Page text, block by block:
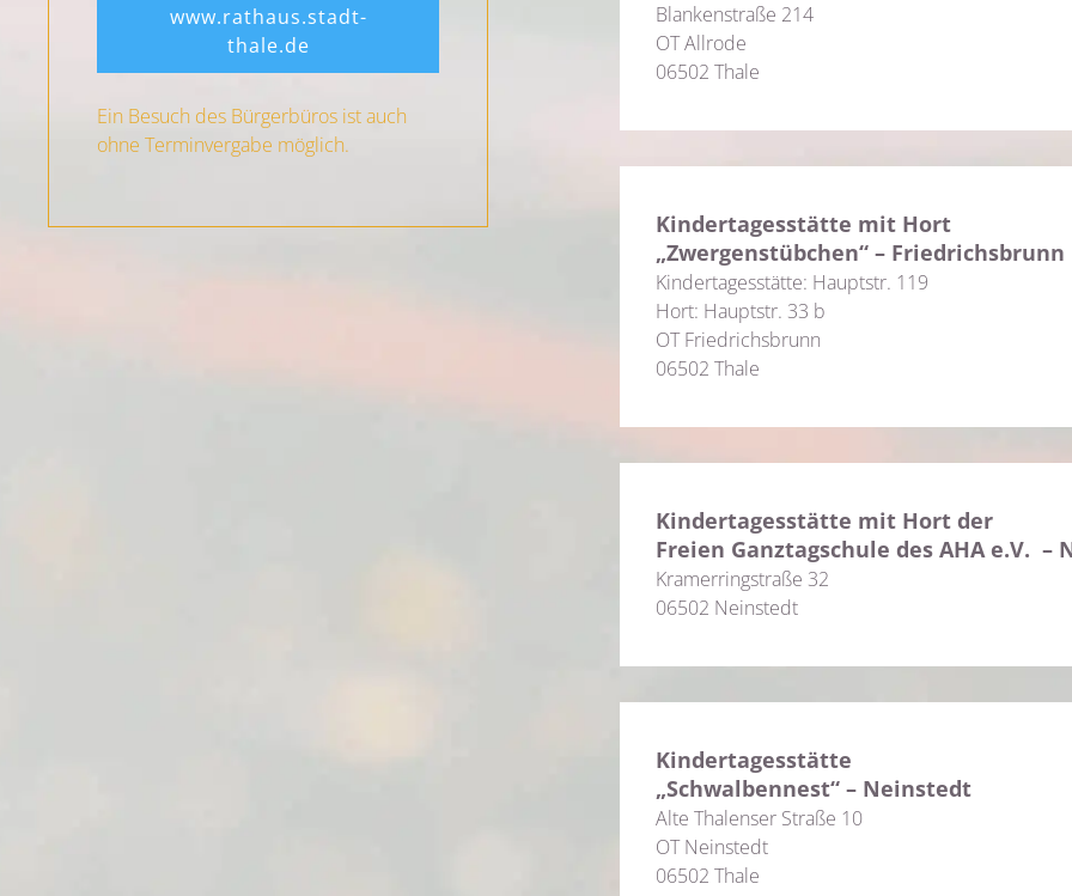
www.rathaus.stadt-
thale.de
Ein Besuch des Bürgerbüros ist auch
ohne Terminvergabe möglich.
Blankenstraße 214
OT Allrode
06502 Thale
Kindertagesstätte mit Hort
„Zwergenstübchen“ – Friedrichsbrunn
Kindertagesstätte: Hauptstr. 119
Hort: Hauptstr. 33 b
OT Friedrichsbrunn
06502 Thale
Kindertagesstätte mit Hort der
Freien Ganztagschule des AHA e.V. –
Kramerringstraße 32
06502 Neinstedt
Kindertagesstätte
„Schwalbennest“ – Neinstedt
Alte Thalenser Straße 10
OT Neinstedt
06502 Thale